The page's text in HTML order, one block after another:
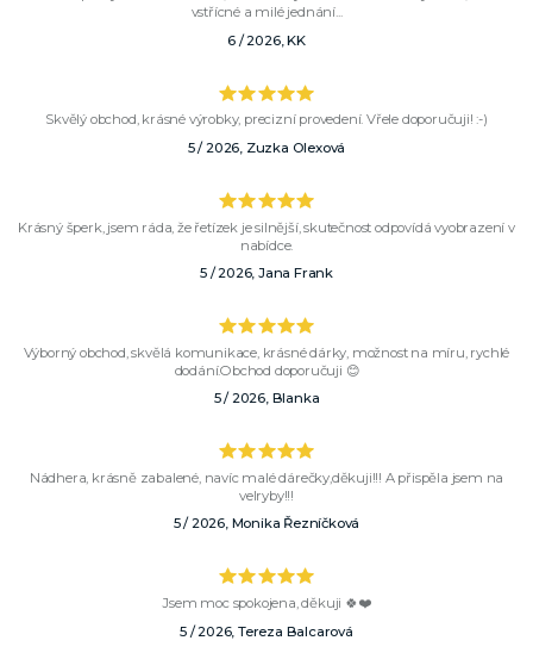
vstřícné a milé jednání...
6 / 2026, KK
Skvělý obchod, krásné výrobky, precizní provedení. Vřele doporučuji! :-)
5 / 2026, Zuzka Olexová
Krásný šperk, jsem ráda, že řetízek je silnější, skutečnost odpovídá vyobrazení v
nabídce.
5 / 2026, Jana Frank
Výborný obchod, skvělá komunikace, krásné dárky, možnost na míru, rychlé
dodání.Obchod doporučuji 😊
5 / 2026, Blanka
Nádhera, krásně zabalené, navíc malé dárečky,děkuji!!! A přispěla jsem na
velryby!!!
5 / 2026, Monika Řezníčková
Jsem moc spokojena, děkuji 🍀❤️
5 / 2026, Tereza Balcarová